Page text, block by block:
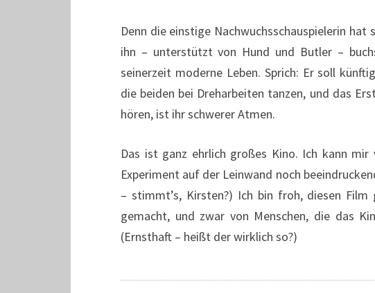
Denn die einstige Nachwuchsschauspielerin
ihn – unterstützt von Hund und Butler –
seinerzeit moderne Leben. Sprich: Er soll
die beiden bei Dreharbeiten tanzen, und das
hören, ist ihr schwerer Atmen.
Das ist ganz ehrlich großes Kino. Ich kann
Experiment auf der Leinwand noch
– stimmt’s, Kirsten?) Ich bin froh, diesen
gemacht, und zwar von Menschen, die das
(Ernsthaft – heißt der wirklich so?)